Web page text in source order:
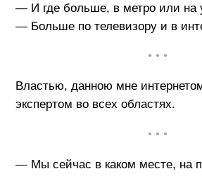
— И где больше, в метро или на
— Больше по телевизору и в
• • •
Властью, данною мне
экспертом во всех областях.
• • •
— Мы сейчас в каком месте, на